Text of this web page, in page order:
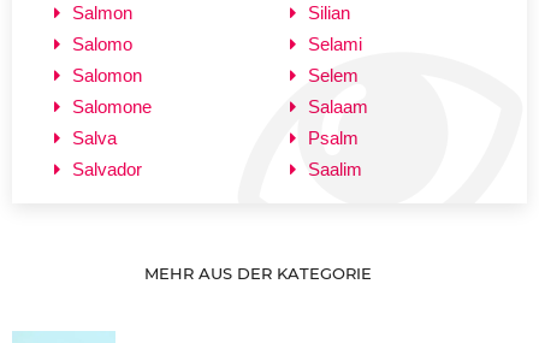
Salmon
Salomo
Salomon
Salomone
Salva
Salvador
Silian
Selami
Selem
Salaam
Psalm
Saalim
MEHR AUS DER KATEGORIE